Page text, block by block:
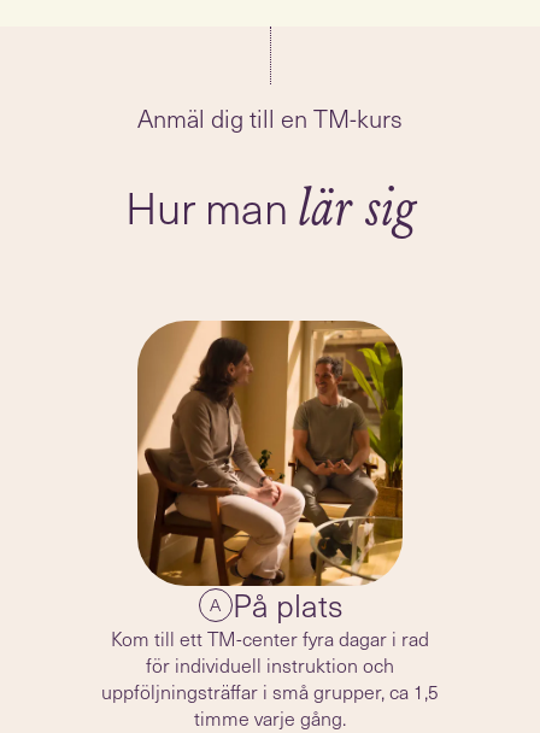
Anmäl dig till en TM-kurs
Hur man lär sig
A På plats
Kom till ett TM-center fyra dagar i rad
för individuell instruktion och
uppföljningsträffar i små grupper, ca 1,5
timme varje gång.